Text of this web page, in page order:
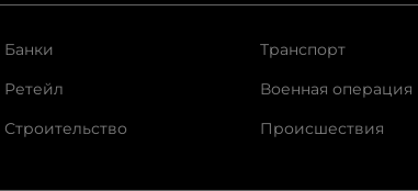
Банки
Ретейл
Строительство
Транспорт
Военная операция
Происшествия